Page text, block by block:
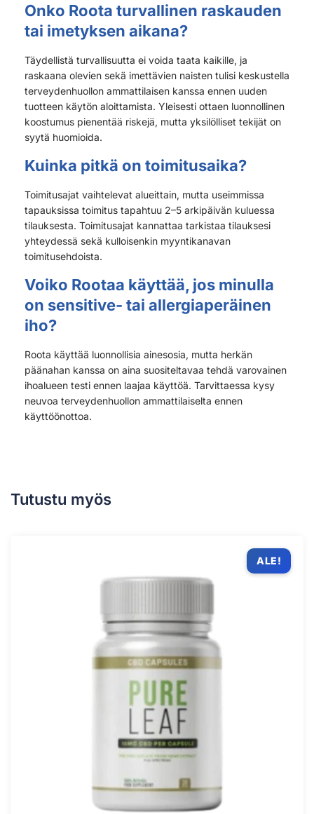
Onko Roota turvallinen raskauden
tai imetyksen aikana?
Täydellistä turvallisuutta ei voida taata kaikille, ja
raskaana olevien sekä imettävien naisten tulisi keskustella
terveydenhuollon ammattilaisen kanssa ennen uuden
tuotteen käytön aloittamista. Yleisesti ottaen luonnollinen
koostumus pienentää riskejä, mutta yksilölliset tekijät on
syytä huomioida.
Kuinka pitkä on toimitusaika?
Toimitusajat vaihtelevat alueittain, mutta useimmissa
tapauksissa toimitus tapahtuu 2–5 arkipäivän kuluessa
tilauksesta. Toimitusajat kannattaa tarkistaa tilauksesi
yhteydessä sekä kulloisenkin myyntikanavan
toimitusehdoista.
Voiko Rootaa käyttää, jos minulla
on sensitive- tai allergiaperäinen
iho?
Roota käyttää luonnollisia ainesosia, mutta herkän
päänahan kanssa on aina suositeltavaa tehdä varovainen
ihoalueen testi ennen laajaa käyttöä. Tarvittaessa kysy
neuvoa terveydenhuollon ammattilaiselta ennen
käyttöönottoa.
Tutustu myös
ALE!